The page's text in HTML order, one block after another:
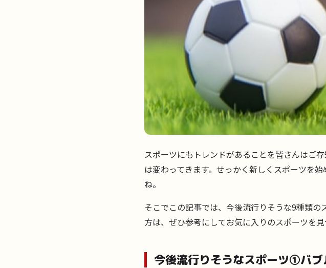
スポーツにもトレンドがあることを皆さんはご
は変わってきます。せっかく新しくスポーツを
ね。
そこでこの記事では、今後流行りそうな9種類
方は、ぜひ参考にしてお気に入りのスポーツを見
今後流行りそうなスポーツ①バブ